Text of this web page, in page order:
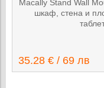
Macally Stand Wall
шкаф, стена и
35.28 € / 69 лв